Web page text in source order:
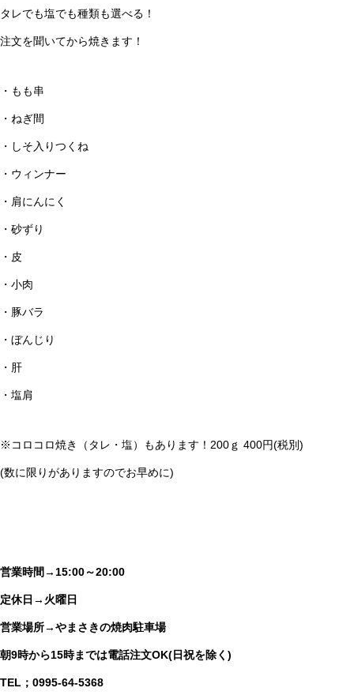
タレでも塩でも種類も選べる！
注文を聞いてから焼きます！
・もも串
・ねぎ間
・しそ入りつくね
・ウィンナー
・肩にんにく
・砂ずり
・皮
・小肉
・豚バラ
・ぼんじり
・肝
・塩肩
※コロコロ焼き（タレ・塩）もあります！200ｇ 400円(税別)
(数に限りがありますのでお早めに)
営業時間→15:00～20:00
定休日→火曜日
営業場所→やまさきの焼肉駐車場
朝9時から15時までは電話注文OK(日祝を除く)
TEL；0995-64-5368